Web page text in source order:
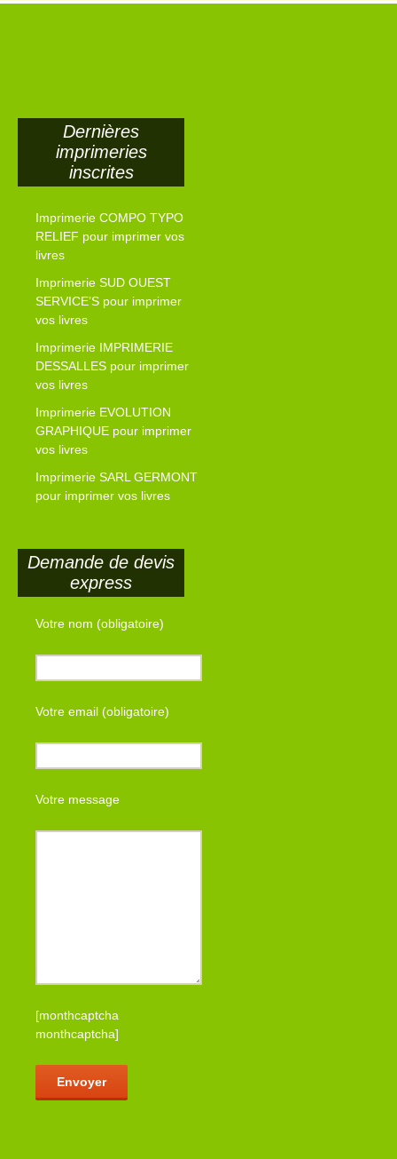
Dernières
imprimeries
inscrites
Imprimerie COMPO TYPO
RELIEF pour imprimer vos
livres
Imprimerie SUD OUEST
SERVICE’S pour imprimer
vos livres
Imprimerie IMPRIMERIE
DESSALLES pour imprimer
vos livres
Imprimerie EVOLUTION
GRAPHIQUE pour imprimer
vos livres
Imprimerie SARL GERMONT
pour imprimer vos livres
Demande de devis
express
Votre nom (obligatoire)
Votre email (obligatoire)
Votre message
[monthcaptcha
monthcaptcha]